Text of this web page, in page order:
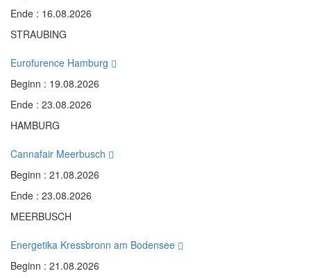
Ende : 16.08.2026
STRAUBING
Eurofurence Hamburg
Beginn : 19.08.2026
Ende : 23.08.2026
HAMBURG
Cannafair Meerbusch
Beginn : 21.08.2026
Ende : 23.08.2026
MEERBUSCH
Energetika Kressbronn am Bodensee
Beginn : 21.08.2026